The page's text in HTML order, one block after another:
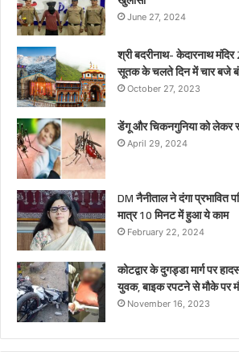
June 27, 2024
श्री बदरीनाथ- केदारनाथ
सूतक के चलते दिन में चार बजे
October 27, 2023
डेंगू और चिकनगुनिया को लेकर
April 29, 2024
DM नैनीताल ने दंगा प्रभावित
मात्र 10 मिनट में हुआ ये काम
February 22, 2024
कोटद्वार के दुगड्डा मार्ग पर
युवक, बाइक रपटने से मौके पर
November 16, 2023